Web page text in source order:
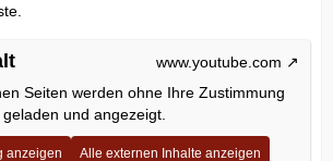
www.youtube.com
Seiten werden ohne Ihre Zustimmung
und angezeigt.
anzeigen Alle externen Inhalte anzeigen